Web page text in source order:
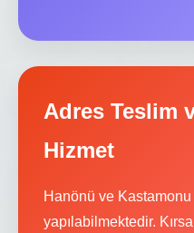
Adres Teslim
Hizmet
Hanönü ve
yapılabilmektedir.